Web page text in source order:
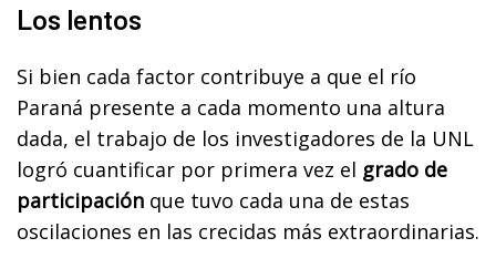
Los lentos
Si bien cada factor contribuye a que el río
Paraná presente a cada momento una altura
dada, el trabajo de los investigadores de la UNL
logró cuantificar por primera vez el grado de
participación que tuvo cada una de estas
oscilaciones en las crecidas más extraordinarias.